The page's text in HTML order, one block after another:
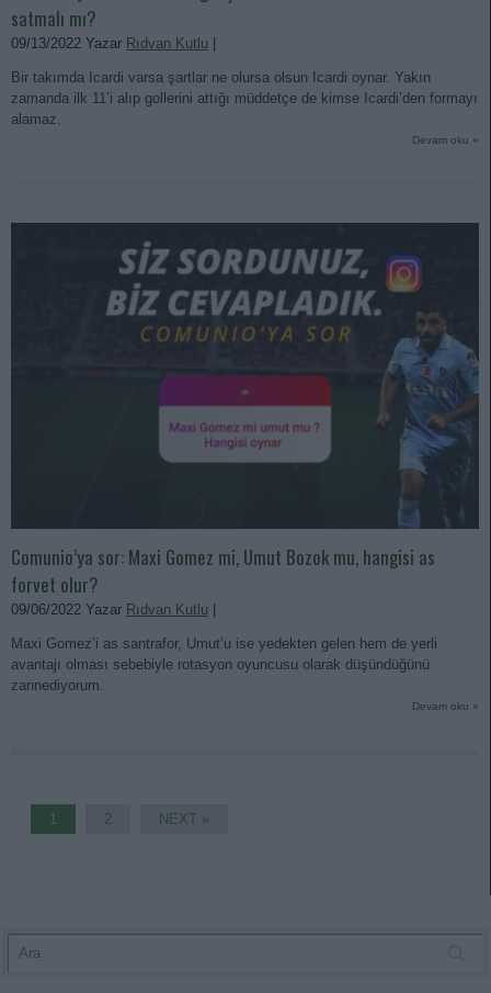
satmalı mı?
09/13/2022 Yazar Rıdvan Kutlu
Bir takımda Icardi varsa şartlar ne olursa olsun Icardi oynar. Yakın
zamanda ilk 11’i alıp gollerini attığı müddetçe de kimse Icardi’den formayı
alamaz.
Devam oku »
Comunio’ya sor: Maxi Gomez mi, Umut Bozok mu, hangisi as
forvet olur?
09/06/2022 Yazar Rıdvan Kutlu
Maxi Gomez’i as santrafor, Umut’u ise yedekten gelen hem de yerli
avantajı olması sebebiyle rotasyon oyuncusu olarak düşündüğünü
zannediyorum.
Devam oku »
1 2 NEXT »